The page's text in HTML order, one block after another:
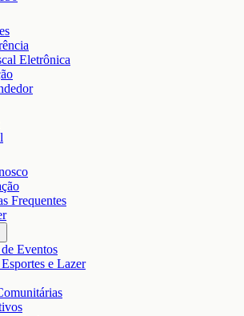
Eletrônica
Frequentes
Eventos
e Lazer